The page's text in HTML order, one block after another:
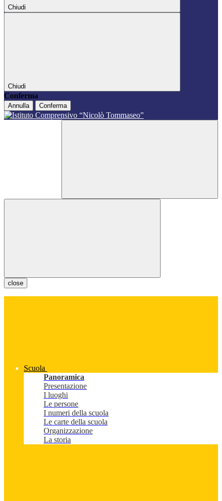
Chiudi
Chiudi
Conferma
Annulla Conferma
close
Scuola
Panoramica
Presentazione
I luoghi
Le persone
I numeri della scuola
Le carte della scuola
Organizzazione
La storia